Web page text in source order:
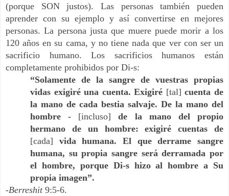
(porque SON justos). Las personas también pueden
aprender con su ejemplo y así convertirse en mejores
personas. La persona justa que muere puede morir a los
120 años en su cama, y no tiene nada que ver con ser un
sacrificio humano. Los sacrificios humanos están
completamente prohibidos por Di-s:
“Solamente de la sangre de vuestras propias
vidas exigiré una cuenta. Exigiré [tal]cuenta de
la mano de cada bestia salvaje. De la mano del
hombre - [incluso] de la mano del propio
hermano de un hombre: exigiré cuentas de
[cada] vida humana. El que derrame sangre
humana, su propia sangre será derramada por
el hombre, porque Di-s hizo al hombre a Su
propia imagen”.
-Berreshit9:5-6.